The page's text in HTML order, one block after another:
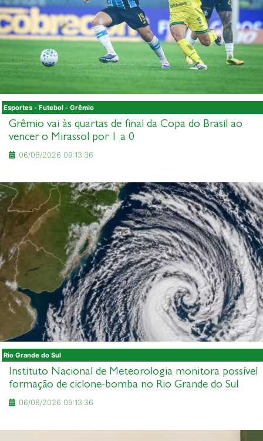
Esportes - Futebol - Grêmio
Grêmio vai às quartas de final da Copa do Brasil ao
vencer o Mirassol por 1 a 0
06/08/2026 09:13:36
Rio Grande do Sul
Instituto Nacional de Meteorologia monitora possível
formação de ciclone-bomba no Rio Grande do Sul
06/08/2026 09:13:36